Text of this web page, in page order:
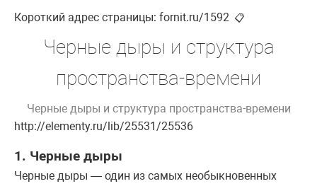
Короткий адрес страницы: fornit.ru/1592 📋
Черные дыры и структура
пространства-времени
Черные дыры и структура пространства-времени
http://elementy.ru/lib/25531/25536
1. Черные дыры
Черные дыры — один из самых необыкновенных